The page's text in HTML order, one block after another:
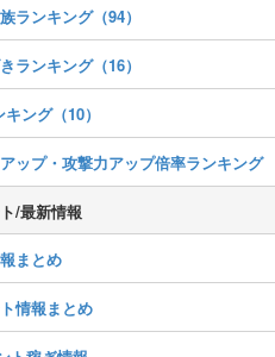
ランキング（94）
ランキング（16）
ング（10）
ップ・攻撃力アップ倍率ランキング
/最新情報
まとめ
情報まとめ